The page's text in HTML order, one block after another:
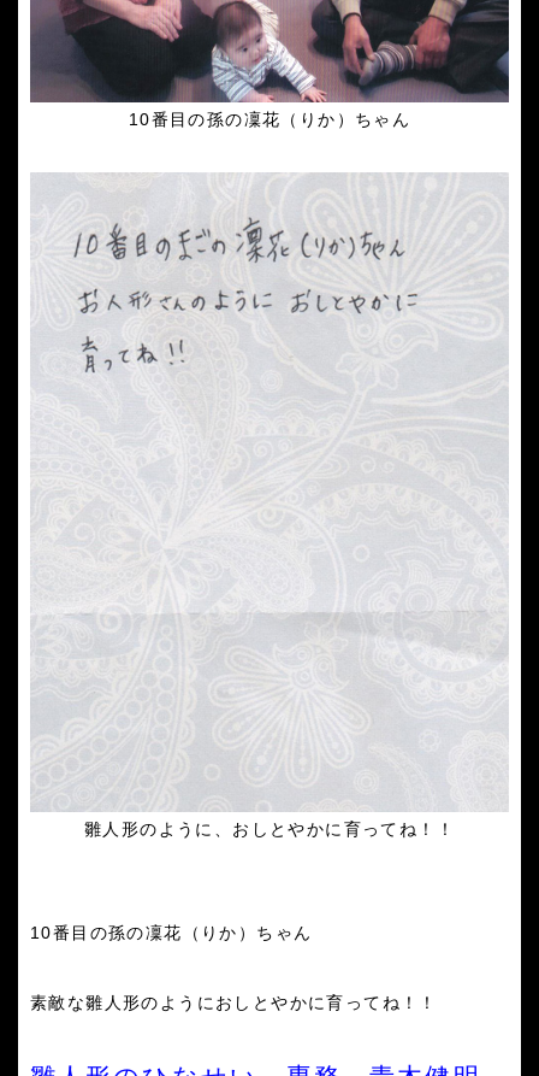
10番目の孫の凜花（りか）ちゃん
雛人形のように、おしとやかに育ってね！！
10番目の孫の凜花（りか）ちゃん
素敵な雛人形のようにおしとやかに育ってね！！